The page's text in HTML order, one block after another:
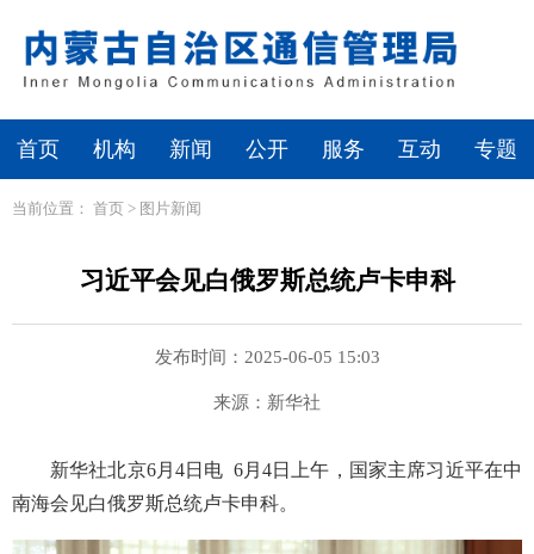
首页 机构 新闻 公开 服务 互动 专题
当前位置： 首页 > 图片新闻
习近平会见白俄罗斯总统卢卡申科
发布时间：2025-06-05 15:03
来源：新华社
新华社北京6月4日电 6月4日上午，国家主席习近平在中
南海会见白俄罗斯总统卢卡申科。